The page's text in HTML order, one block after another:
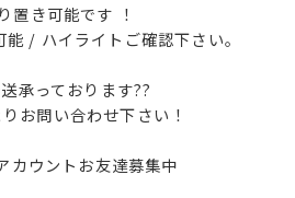
置き可能です ！
/ ハイライトご確認下さい‪。
承っております??
お問い合わせ下さい！
カウントお友達募集中